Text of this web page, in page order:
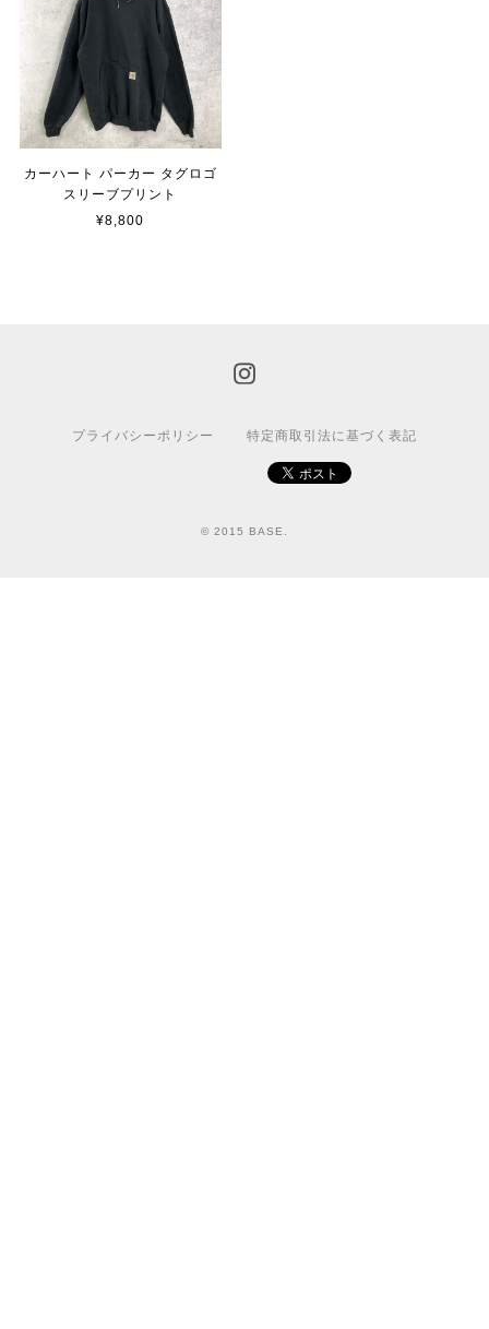
カーハート パーカー タグロゴ
スリーブプリント
¥8,800
プライバシーポリシー 特定商取引法に基づく表記
© 2015 BASE.